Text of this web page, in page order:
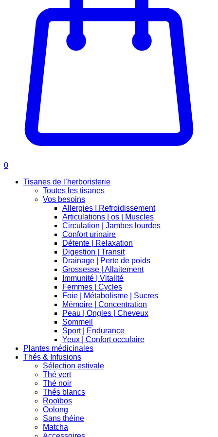
0
Tisanes de l’herboristerie
Toutes les tisanes
Vos besoins
Allergies I Refroidissement
Articulations | os | Muscles
Circulation | Jambes lourdes
Confort urinaire
Détente | Relaxation
Digestion | Transit
Drainage | Perte de poids
Grossesse | Allaitement
Immunité | Vitalité
Femmes | Cycles
Foie | Métabolisme | Sucres
Mémoire | Concentration
Peau | Ongles | Cheveux
Sommeil
Sport | Endurance
Yeux | Confort occulaire
Plantes médicinales
Thés & Infusions
Sélection estivale
Thé vert
Thé noir
Thés blancs
Rooïbos
Oolong
Sans théine
Matcha